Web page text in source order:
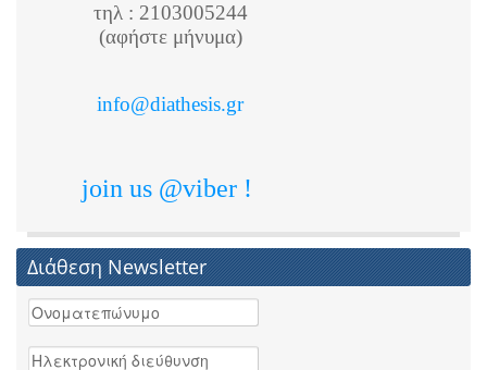
τηλ : 2103005244
(αφήστε μήνυμα)
info@diathesis.gr
join us @viber !
Διάθεση Newsletter